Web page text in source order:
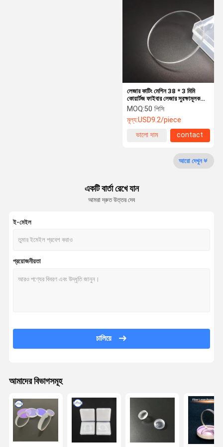
লেজার কাটিং মেশিন 38 * 3 মিমি
কোয়ার্টজ ফাইবার লেজার সুরক্ষামূলক
লেন্স
MOQ:50 পিসি
মূল্য:USD9.2/piece
ভালো দাম
contact
আরো দেখুন
একটি বার্তা রেখে যান
আমরা দ্রুত উত্তর দেব
ই-মেইল
প্রয়োজনীয়তা
চালিয়ে
আমাদের বিভাগসমূহ